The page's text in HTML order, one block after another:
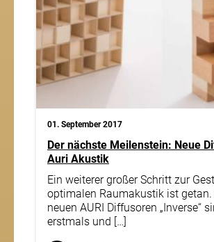
01. September 2017
Der nächste Meilenstein: Neue
Auri Akustik
Ein weiterer großer Schritt zur
optimalen Raumakustik ist getan.
neuen AURI Diffusoren „Inverse“
erstmals und […]